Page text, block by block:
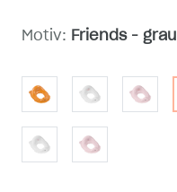
Motiv: Friends - grau